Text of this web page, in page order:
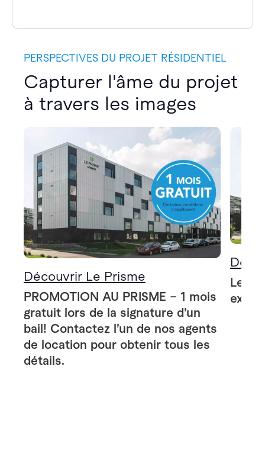
PERSPECTIVES DU PROJET RÉSIDENTIEL
Capturer l'âme du projet
à travers les images
Découvrir Le Prisme
PROMOTION AU PRISME – 1 mois
gratuit lors de la signature d’un
bail! Contactez l’un de nos agents
de location pour obtenir tous les
détails.
Le